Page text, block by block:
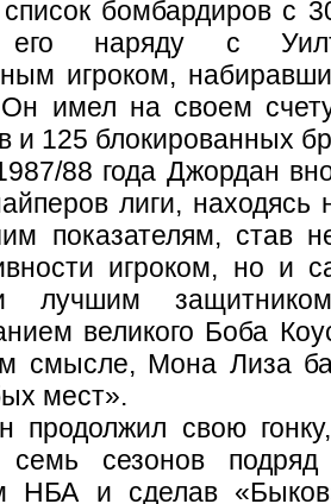
список бомбардиров с
его наряду с
игроком,
имел на своем
и 125 блокированных
88 года Джордан
лиги,
показателям, став
игроком, но
лучшим
великого Боба
смысле, Мона Лиза
мест».
продолжил свою
семь сезонов
НБА и сделав